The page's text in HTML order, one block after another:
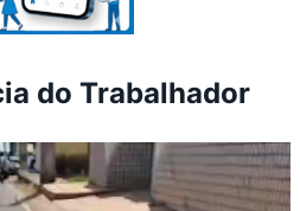
do Trabalhador